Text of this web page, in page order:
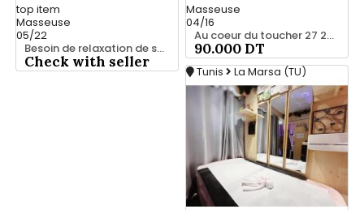
top item
Masseuse
05/22
Besoin de relaxation de se vider la tête ? 28 635 347
Check with seller
Masseuse
04/16
Au coeur du toucher 27 221 122
90.000 DT
Tunis La Marsa (TU)